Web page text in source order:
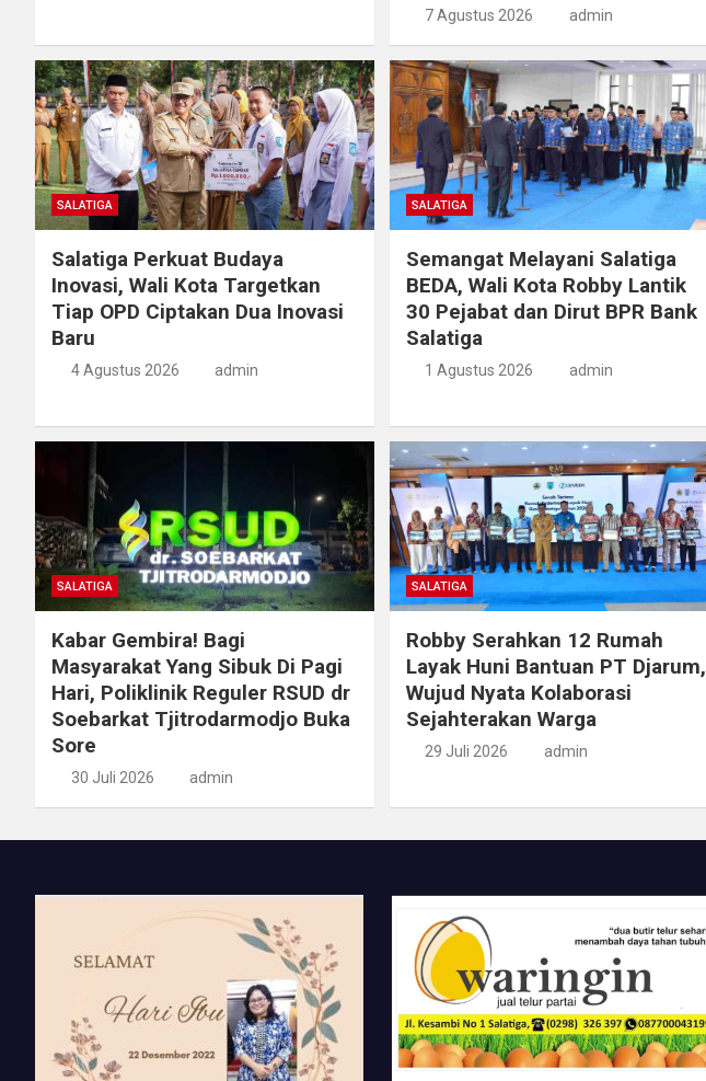
7 Agustus 2026 admin
SALATIGA
Salatiga Perkuat Budaya
Inovasi, Wali Kota Targetkan
Tiap OPD Ciptakan Dua Inovasi
Baru
4 Agustus 2026 admin
SALATIGA
Semangat Melayani Salatiga
BEDA, Wali Kota Robby Lantik
30 Pejabat dan Dirut BPR Bank
Salatiga
1 Agustus 2026 admin
SALATIGA
Kabar Gembira! Bagi
Masyarakat Yang Sibuk Di Pagi
Hari, Poliklinik Reguler RSUD dr
Soebarkat Tjitrodarmodjo Buka
Sore
30 Juli 2026 admin
SALATIGA
Robby Serahkan 12 Rumah
Layak Huni Bantuan PT Djarum,
Wujud Nyata Kolaborasi
Sejahterakan Warga
29 Juli 2026 admin